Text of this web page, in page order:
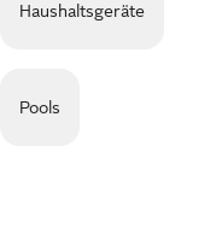
Haushaltsgeräte
Pools